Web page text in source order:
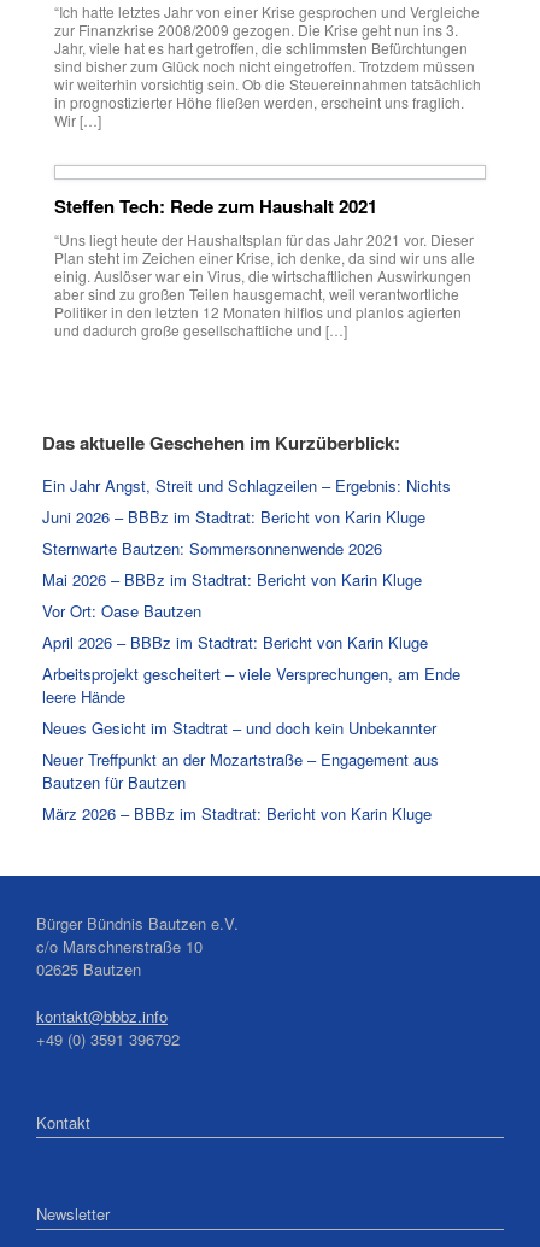
“Ich hatte letztes Jahr von einer Krise gesprochen und Vergleiche
zur Finanzkrise 2008/2009 gezogen. Die Krise geht nun ins 3.
Jahr, viele hat es hart getroffen, die schlimmsten Befürchtungen
sind bisher zum Glück noch nicht eingetroffen. Trotzdem müssen
wir weiterhin vorsichtig sein. Ob die Steuereinnahmen tatsächlich
in prognostizierter Höhe fließen werden, erscheint uns fraglich.
Wir […]
Steffen Tech: Rede zum Haushalt 2021
“Uns liegt heute der Haushaltsplan für das Jahr 2021 vor. Dieser
Plan steht im Zeichen einer Krise, ich denke, da sind wir uns alle
einig. Auslöser war ein Virus, die wirtschaftlichen Auswirkungen
aber sind zu großen Teilen hausgemacht, weil verantwortliche
Politiker in den letzten 12 Monaten hilflos und planlos agierten
und dadurch große gesellschaftliche und […]
Das aktuelle Geschehen im Kurzüberblick:
Ein Jahr Angst, Streit und Schlagzeilen – Ergebnis: Nichts
Juni 2026 – BBBz im Stadtrat: Bericht von Karin Kluge
Sternwarte Bautzen: Sommersonnenwende 2026
Mai 2026 – BBBz im Stadtrat: Bericht von Karin Kluge
Vor Ort: Oase Bautzen
April 2026 – BBBz im Stadtrat: Bericht von Karin Kluge
Arbeitsprojekt gescheitert – viele Versprechungen, am Ende
leere Hände
Neues Gesicht im Stadtrat – und doch kein Unbekannter
Neuer Treffpunkt an der Mozartstraße – Engagement aus
Bautzen für Bautzen
März 2026 – BBBz im Stadtrat: Bericht von Karin Kluge
Bürger Bündnis Bautzen e.V.
c/o Marschnerstraße 10
02625 Bautzen
kontakt@bbbz.info
+49 (0) 3591 396792
Kontakt
Newsletter